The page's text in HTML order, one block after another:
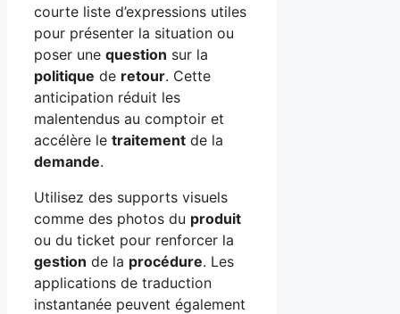
courte liste d’expressions utiles
pour présenter la situation ou
poser une question sur la
politique de retour. Cette
anticipation réduit les
malentendus au comptoir et
accélère le traitement de la
demande.
Utilisez des supports visuels
comme des photos du produit
ou du ticket pour renforcer la
gestion de la procédure. Les
applications de traduction
instantanée peuvent également